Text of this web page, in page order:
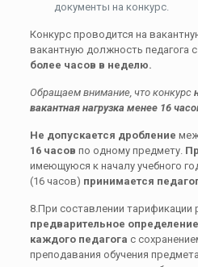
документы на конкурс.
Конкурс проводится на
вакантную должность педагога с
более часов в неделю.
Обращаем внимание, что конкурс
вакантная нагрузка менее 16
Не допускается дробление
16 часов по одному предмету.
имеющуюся к началу учебного
(16 часов) принимается
8.При составлении тарификации
предварительное
каждого педагога с
преподавания обучения